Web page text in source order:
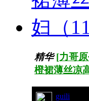
精华 [力哥
橙裙薄丝凉
guili